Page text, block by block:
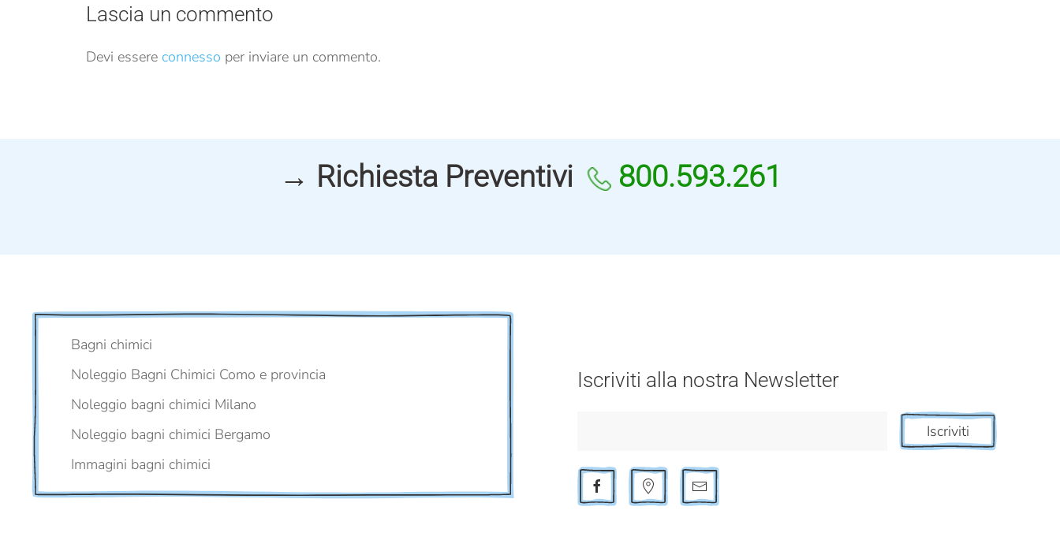
Lascia un commento
Devi essere connesso per inviare un commento.
→ Richiesta Preventivi 800.593.261
Bagni chimici
Noleggio Bagni Chimici Como e provincia
Noleggio bagni chimici Milano
Noleggio bagni chimici Bergamo
Immagini bagni chimici
Iscriviti alla nostra Newsletter
Iscriviti